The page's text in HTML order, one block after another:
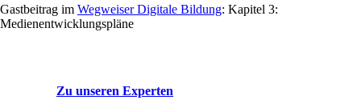
Zu unseren Experten
Gastbeitrag im Wegweiser Digitale Bildung: Kapitel 3:
Medienentwicklungspläne